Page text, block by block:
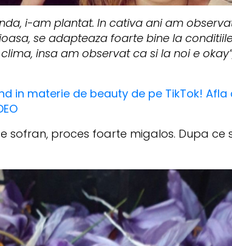
i-am plantat. In cativa ani am
se adapteaza foarte bine la
insa am observat ca si la noi e
in materie de beauty de pe TikTok!
sofran, proces foarte migalos. Dupa ce